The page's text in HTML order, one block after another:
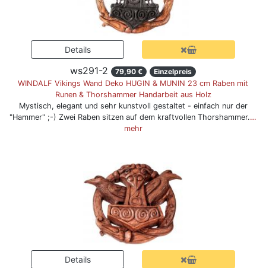
ws291-2 79,90 €
Einzelpreis
WINDALF Vikings Wand Deko HUGIN & MUNIN 23 cm Raben mit
Runen & Thorshammer Handarbeit aus Holz
Mystisch, elegant und sehr kunstvoll gestaltet - einfach nur der
"Hammer" ;-) Zwei Raben sitzen auf dem kraftvollen Thorshammer.…
mehr